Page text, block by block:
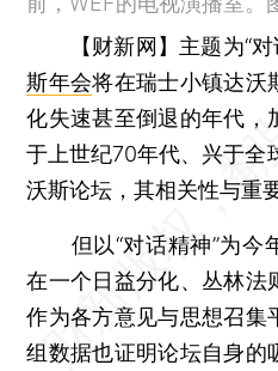
【财新网】 主题为“
斯年会将在瑞士小镇达沃
化失速甚至倒退的年代，
于上世纪70年代、兴于全
沃斯论坛，其相关性与重
但以“对话精神”为今
在一个日益分化、丛林法
作为各方意见与思想召集
组数据也证明论坛自身的